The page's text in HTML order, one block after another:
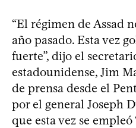
“El régimen de Assad
año pasado. Esta vez
fuerte”, dijo el
estadounidense, Jim
de prensa desde el
por el general Joseph
que esta vez se